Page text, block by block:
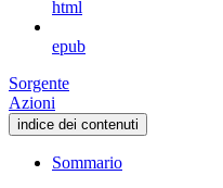
html
epub
Sorgente
Azioni
indice dei contenuti
Sommario